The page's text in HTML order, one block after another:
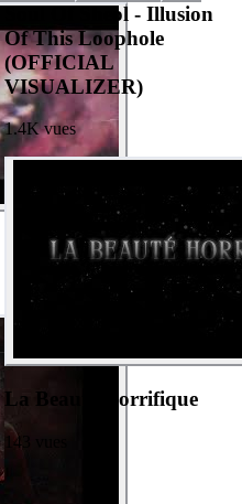
Soul Of Sheol - Illusion
Of This Loophole
(OFFICIAL
VISUALIZER)
1.4K vues
La Beauté Horrifique
143